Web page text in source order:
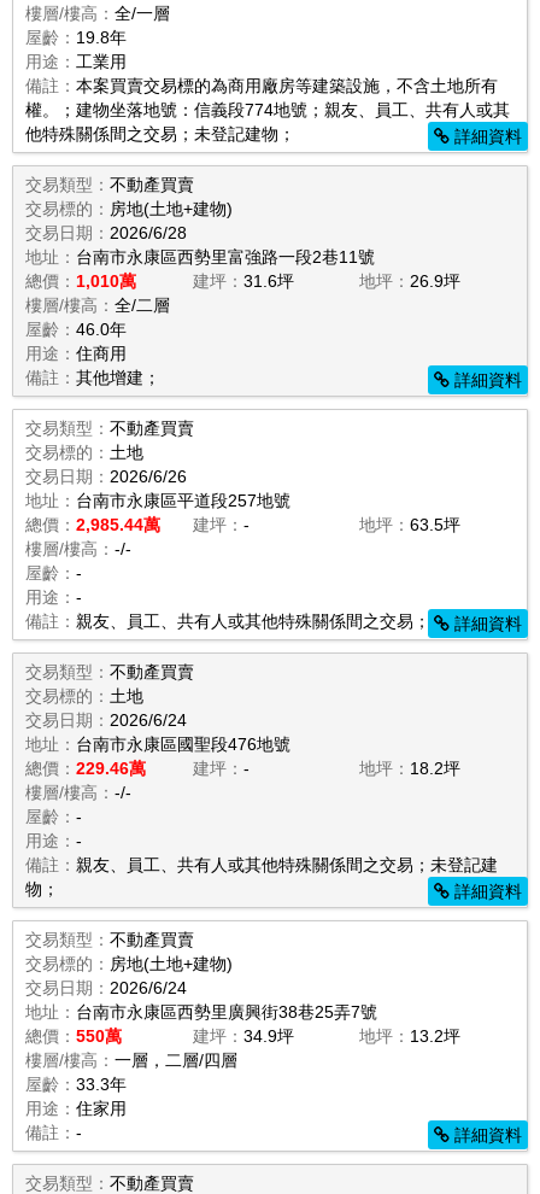
樓層/樓高： 全/一層
屋齡： 19.8年
用途： 工業用
備註： 本案買賣交易標的為商用廠房等建築設施，不含土地所有
權。；建物坐落地號：信義段774地號；親友、員工、共有人或其
他特殊關係間之交易；未登記建物；
詳細資料
交易類型： 不動產買賣
交易標的： 房地(土地+建物)
交易日期： 2026/6/28
地址： 台南市永康區西勢里富強路一段2巷11號
總價： 1,010萬 建坪： 31.6坪 地坪： 26.9坪
樓層/樓高： 全/二層
屋齡： 46.0年
用途： 住商用
備註： 其他增建； 詳細資料
交易類型： 不動產買賣
交易標的： 土地
交易日期： 2026/6/26
地址： 台南市永康區平道段257地號
總價： 2,985.44萬 建坪： - 地坪：63.5坪
樓層/樓高： -/-
屋齡： -
用途： -
備註： 親友、員工、共有人或其他特殊關係間之交易； 詳細資料
交易類型： 不動產買賣
交易標的： 土地
交易日期： 2026/6/24
地址： 台南市永康區國聖段476地號
總價： 229.46萬 建坪： - 地坪： 18.2坪
樓層/樓高： -/-
屋齡： -
用途： -
備註： 親友、員工、共有人或其他特殊關係間之交易；未登記建
物；
詳細資料
交易類型： 不動產買賣
交易標的： 房地(土地+建物)
交易日期： 2026/6/24
地址： 台南市永康區西勢里廣興街38巷25弄7號
總價： 550萬 建坪： 34.9坪 地坪： 13.2坪
樓層/樓高： 一層，二層/四層
屋齡： 33.3年
用途： 住家用
備註： - 詳細資料
交易類型： 不動產買賣